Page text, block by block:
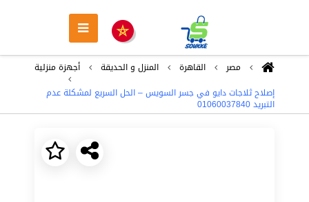
مصر القاهرة المنزل و الحديقة
أجهزة منزلية
إصلاح ثلاجات دايو في جسر السويس – الحل السريع لمشكلة عدم
التبريد 01060037840